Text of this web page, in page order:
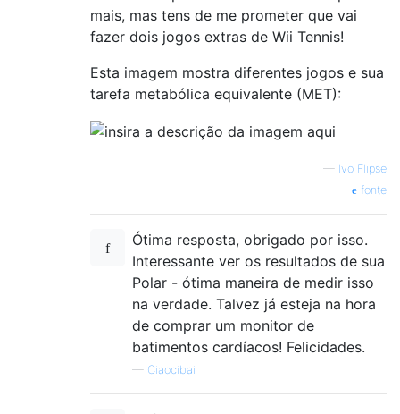
mais, mas tens de me prometer que vai
fazer dois jogos extras de Wii Tennis!
Esta imagem mostra diferentes jogos e sua
tarefa metabólica equivalente (MET):
— Ivo Flipse
fonte
Ótima resposta, obrigado por isso.
Interessante ver os resultados de sua
Polar - ótima maneira de medir isso
na verdade. Talvez já esteja na hora
de comprar um monitor de
batimentos cardíacos! Felicidades.
— Ciaocibai